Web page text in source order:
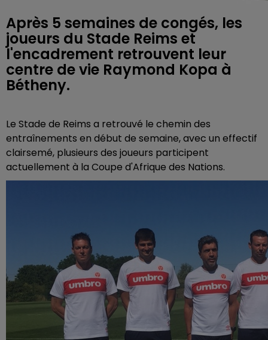
Après 5 semaines de congés, les
joueurs du Stade Reims et
l'encadrement retrouvent leur
centre de vie Raymond Kopa à
Bétheny.
Le Stade de Reims a retrouvé le chemin des
entraînements en début de semaine, avec un effectif
clairsemé, plusieurs des joueurs participent
actuellement à la Coupe d'Afrique des Nations.